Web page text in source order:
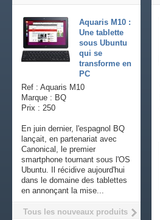
Aquaris M10 :
Une tablette
sous Ubuntu
qui se
transforme en
PC
Ref : Aquaris M10
Marque : BQ
Prix : 250
En juin dernier, l'espagnol BQ
lançait, en partenariat avec
Canonical, le premier
smartphone tournant sous l'OS
Ubuntu. Il récidive aujourd'hui
dans le domaine des tablettes
en annonçant la mise...
Tous les nouveaux produits